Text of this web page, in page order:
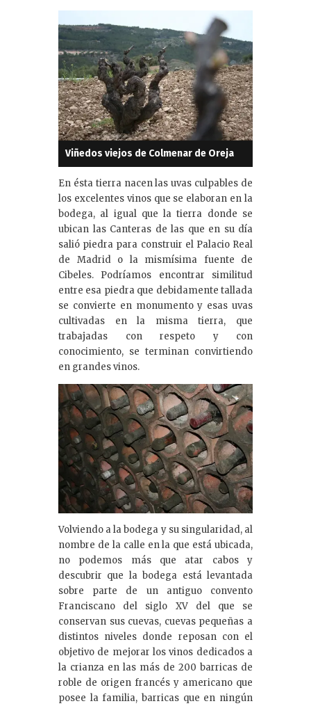
Viñedos viejos de Colmenar de Oreja
En ésta tierra nacen las uvas culpables de
los excelentes vinos que se elaboran en la
bodega, al igual que la tierra donde se
ubican las Canteras de las que en su día
salió piedra para construir el Palacio Real
de Madrid o la mismísima fuente de
Cibeles. Podríamos encontrar similitud
entre esa piedra que debidamente tallada
se convierte en monumento y esas uvas
cultivadas en la misma tierra, que
trabajadas con respeto y con
conocimiento, se terminan convirtiendo
en grandes vinos.
Volviendo a la bodega y su singularidad, al
nombre de la calle en la que está ubicada,
no podemos más que atar cabos y
descubrir que la bodega está levantada
sobre parte de un antiguo convento
Franciscano del siglo XV del que se
conservan sus cuevas, cuevas pequeñas a
distintos niveles donde reposan con el
objetivo de mejorar los vinos dedicados a
la crianza en las más de 200 barricas de
roble de origen francés y americano que
posee la familia, barricas que en ningún